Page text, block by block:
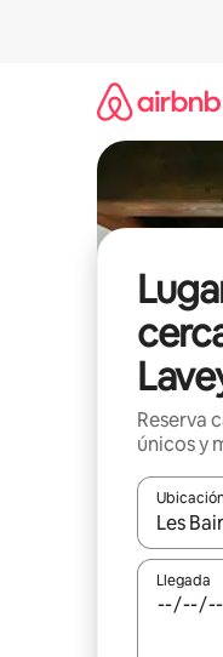
Reserva
únicos y
Cuando
Llegada